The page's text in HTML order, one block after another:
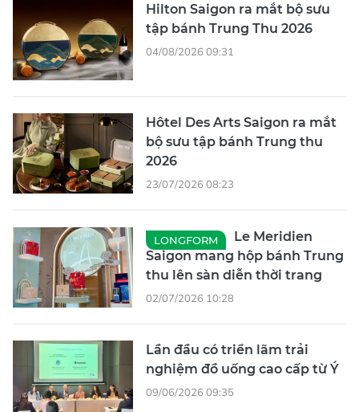
Hilton Saigon ra mắt bộ sưu
tập bánh Trung Thu 2026
04/08/2026 09:31
Hôtel Des Arts Saigon ra mắt
bộ sưu tập bánh Trung thu
2026
23/07/2026 08:23
LONGFORM
Le Meridien
Saigon mang hộp bánh Trung
thu lên sàn diễn thời trang
02/07/2026 10:28
Lần đầu có triển lãm trải
nghiệm đồ uống cao cấp từ Ý
09/06/2026 09:35